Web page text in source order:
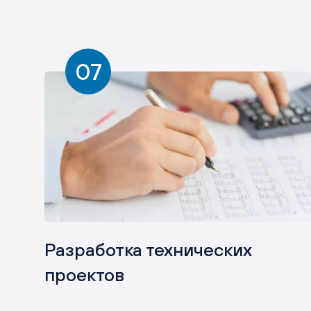
07
Разработка технических
проектов